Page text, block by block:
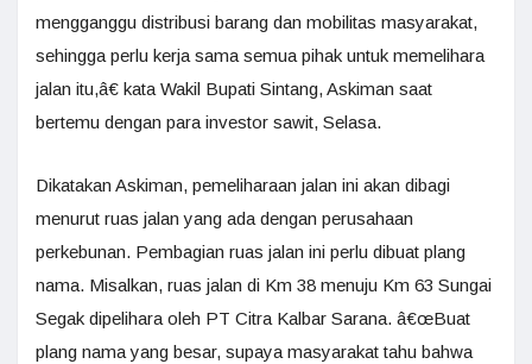
mengganggu distribusi barang dan mobilitas masyarakat,
sehingga perlu kerja sama semua pihak untuk memelihara
jalan itu,â€ kata Wakil Bupati Sintang, Askiman saat
bertemu dengan para investor sawit, Selasa.
Dikatakan Askiman, pemeliharaan jalan ini akan dibagi
menurut ruas jalan yang ada dengan perusahaan
perkebunan. Pembagian ruas jalan ini perlu dibuat plang
nama. Misalkan, ruas jalan di Km 38 menuju Km 63 Sungai
Segak dipelihara oleh PT Citra Kalbar Sarana. â€œBuat
plang nama yang besar, supaya masyarakat tahu bahwa